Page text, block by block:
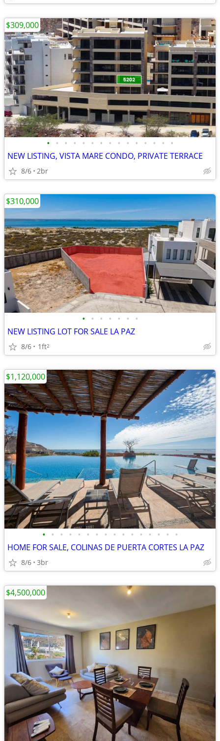
• • • • • • • • • • • • • • •
NEW LISTING, VISTA MARE CONDO, PRIVATE TERRACE
8/6 2br
$309,000
• • • • • • •
NEW LISTING LOT FOR SALE LA PAZ
8/6 1ft2
$310,000
• • • • • • • • • • • • • • • •
HOME FOR SALE, COLINAS DE PUERTA CORTES LA PAZ
8/6 3br
$1,120,000
$4,500,000